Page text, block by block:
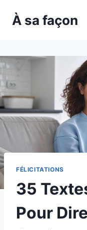
À sa façon
FÉLICITATIONS
35
Pour